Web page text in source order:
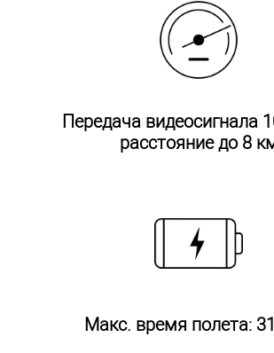
Передача видеосигнала
расстояние до 8
Макс. время полета: